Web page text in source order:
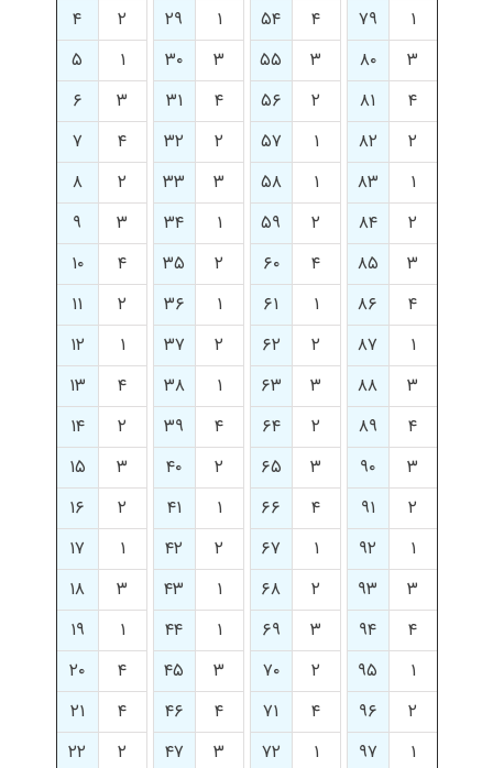
۱
۷۹ ۴ ۵۴ ۱ ۲۹ ۲
۴
۳
۸۰ ۳ ۵۵ ۳ ۳۰ ۱
۵
۴
۸۱ ۲ ۵۶ ۴ ۳۱ ۳
۶
۲
۸۲ ۱ ۵۷ ۲ ۳۲ ۴
۷
۱
۸۳ ۱ ۵۸ ۳ ۳۳ ۲
۸
۲
۸۴ ۲ ۵۹ ۱ ۳۴ ۳
۹
۳
۸۵ ۴ ۶۰ ۲ ۳۵ ۴
۱۰
۴
۸۶ ۱ ۶۱ ۱ ۳۶ ۲
۱۱
۱
۸۷ ۲ ۶۲ ۲ ۳۷ ۱
۱۲
۳
۸۸ ۳ ۶۳ ۱ ۳۸ ۴
۱۳
۴
۸۹ ۲ ۶۴ ۴ ۳۹ ۲
۱۴
۳
۹۰ ۳ ۶۵ ۲ ۴۰ ۳
۱۵
۲
۹۱ ۴ ۶۶ ۱ ۴۱ ۲
۱۶
۱
۹۲ ۱ ۶۷ ۲ ۴۲ ۱
۱۷
۳
۹۳ ۲ ۶۸ ۱ ۴۳ ۳
۱۸
۴
۹۴ ۳ ۶۹ ۱ ۴۴ ۱
۱۹
۱
۹۵ ۲ ۷۰ ۳ ۴۵ ۴
۲۰
۲
۹۶ ۴ ۷۱ ۴ ۴۶ ۴
۲۱
۱
۹۷ ۱ ۷۲ ۳ ۴۷ ۲
۲۲